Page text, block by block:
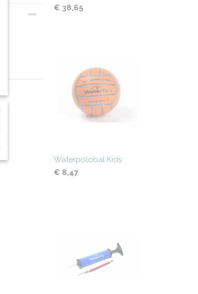
€ 38,65
Waterpolobal Kids
€ 8,47